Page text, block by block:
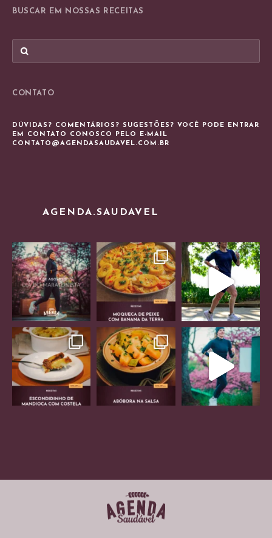
BUSCAR EM NOSSAS RECEITAS
CONTATO
DÚVIDAS? COMENTÁRIOS? SUGESTÕES? VOCÊ PODE ENTRAR
EM CONTATO CONOSCO PELO E-MAIL
CONTATO@AGENDASAUDAVEL.COM.BR
AGENDA.SAUDAVEL